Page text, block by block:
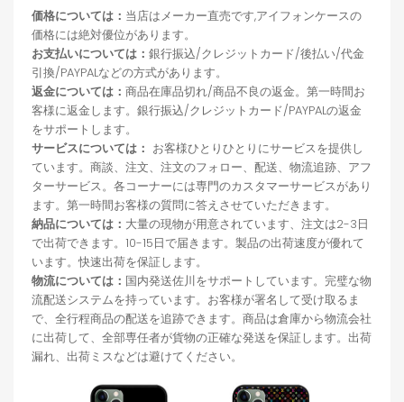
価格については： 当店はメーカー直売です,アイフォンケースの
価格には絶対優位があります。
お支払いについては： 銀行振込/クレジットカード/後払い/代金
引換/PAYPALなどの方式があります。
返金については： 商品在庫品切れ/商品不良の返金。第一時間お
客様に返金します。銀行振込/クレジットカード/PAYPALの返金
をサポートします。
サービスについては： お客様ひとりひとりにサービスを提供し
ています。商談、注文、注文のフォロー、配送、物流追跡、アフ
ターサービス。各コーナーには専門のカスタマーサービスがあり
ます。第一時間お客様の質問に答えさせていただきます。
納品については： 大量の現物が用意されています、注文は2-3日
で出荷できます。10-15日で届きます。製品の出荷速度が優れて
います。快速出荷を保証します。
物流については： 国内発送佐川をサポートしています。完璧な物
流配送システムを持っています。お客様が署名して受け取るま
で、全行程商品の配送を追跡できます。商品は倉庫から物流会社
に出荷して、全部専任者が貨物の正確な発送を保証します。出荷
漏れ、出荷ミスなどは避けてください。